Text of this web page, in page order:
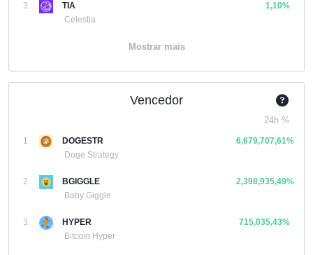
3.
TIA
Celestia
1,10%
Mostrar mais
Vencedor
24h %
1.
DOGESTR
Doge Strategy
6,679,707,61%
2.
BGIGGLE
Baby Giggle
2,398,935,49%
3.
HYPER
Bitcoin Hyper
715,035,43%